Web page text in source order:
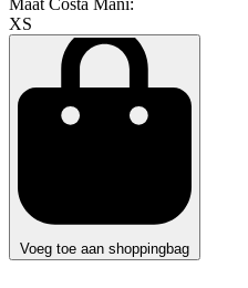
Maat Costa Mani:
XS
Voeg toe aan shoppingbag